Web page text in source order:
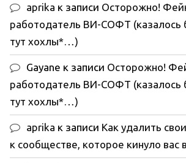
aprika к записи Осторожно!
работодатель ВИ-СОФТ (казалось
тут хохлы*…)
Gayane к записи Осторожно!
работодатель ВИ-СОФТ (казалось
тут хохлы*…)
aprika к записи Как удалить
к сообществе, которое кинуло вас